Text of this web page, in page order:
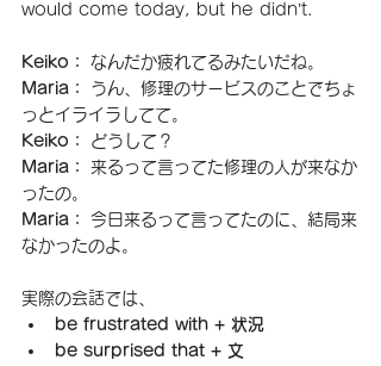
would come today, but he didn’t.
Keiko：
なんだか疲れてるみたいだね。
Maria：
うん、修理のサービスのことでちょ
っとイライラしてて。
Keiko：
どうして？
Maria：
来るって言ってた修理の人が来なか
ったの。
Maria：
今日来るって言ってたのに、結局来
なかったのよ。
実際の会話では、
be frustrated with + 状況
be surprised that + 文